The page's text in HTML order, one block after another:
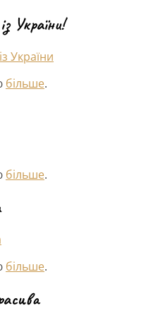
України!
більше.
більше.
більше.